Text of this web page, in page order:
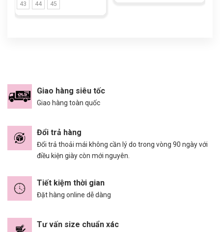
43 44 45
Giao hàng siêu tốc
Giao hàng toàn quốc
Đổi trả hàng
Đổi trả thoải mái không cần lý do trong vòng 90 ngày với
điều kiện giày còn mới nguyên.
Tiết kiệm thời gian
Đặt hàng online dễ dàng
Tư vấn size chuẩn xác